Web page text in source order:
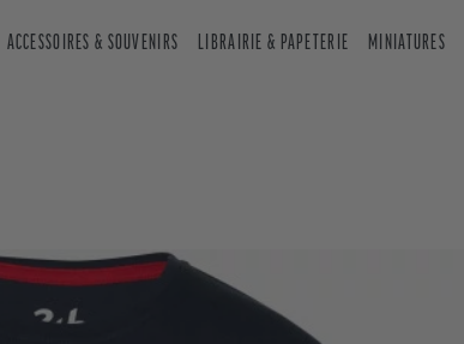
ACCESSOIRES & SOUVENIRS LIBRAIRIE & PAPETERIE MINIATURES